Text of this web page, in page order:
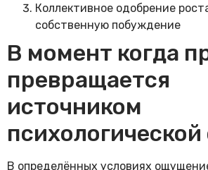
Коллективное одобрение
собственную побуждение
В момент когда
превращается
источником
В определённых условиях